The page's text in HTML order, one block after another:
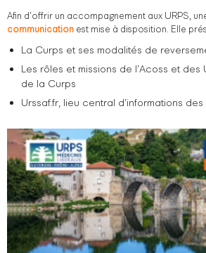
Afin d’offrir un accompagnement aux URPS,
communication est mise à disposition. Elle
La Curps et ses modalités de
Les rôles et missions de l’Acoss et des
de la Curps
Urssaf.fr, lieu central d’informations